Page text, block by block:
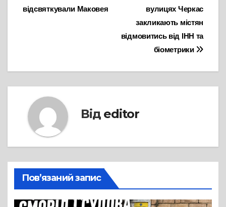
записів
вулицях Черкас
закликають містян
відмовитись від ІНН та
біометрики
відсвяткували Маковея
Від editor
Пов’язаний запис